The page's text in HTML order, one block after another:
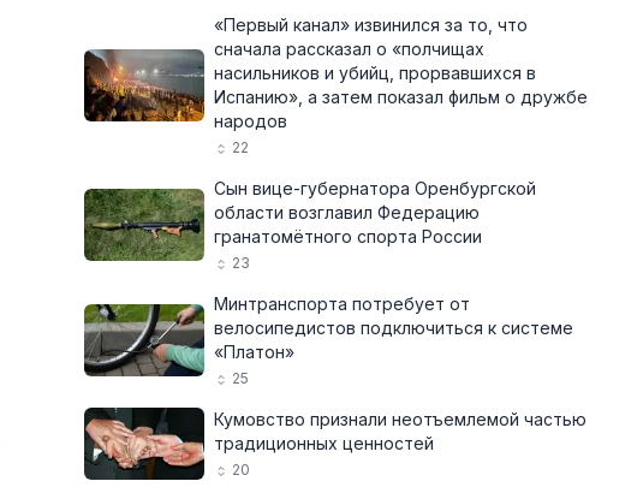
«Первый канал» извинился за то, что
сначала рассказал о «полчищах
насильников и убийц, прорвавшихся в
Испанию», а затем показал фильм о дружбе
народов
22
Сын вице-губернатора Оренбургской
области возглавил Федерацию
гранатомётного спорта России
23
Минтранспорта потребует от
велосипедистов подключиться к системе
«Платон»
25
Кумовство признали неотъемлемой частью
традиционных ценностей
20